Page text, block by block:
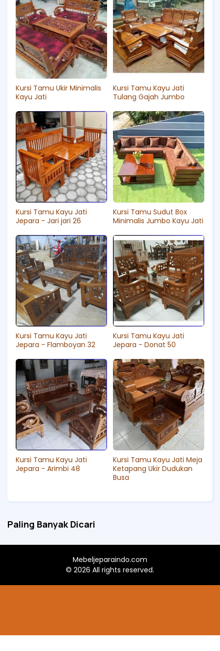
Kursi Tamu Ukir Minimalis
Kayu Jati
Kursi Tamu Kayu Jati
Tulang Gajah Jumbo
Kursi Tamu Kayu Jati
Jepara - Jari jari 26
Kursi Tamu Sudut Box
Minimalis Jumbo Kayu Jati
Kursi Tamu Kayu Jati
Jepara - Flamboyan 32
Kursi Tamu Kayu Jati
Jepara - Donat 50
Kursi Tamu Kayu Jati
Jepara - Arimbi 48
Kursi Tamu Kayu Jati Meja
Ketapang Ukir Dudukan
Busa
Paling Banyak Dicari
Mebeljeparaindo.com
© 2026 All rights reserved.